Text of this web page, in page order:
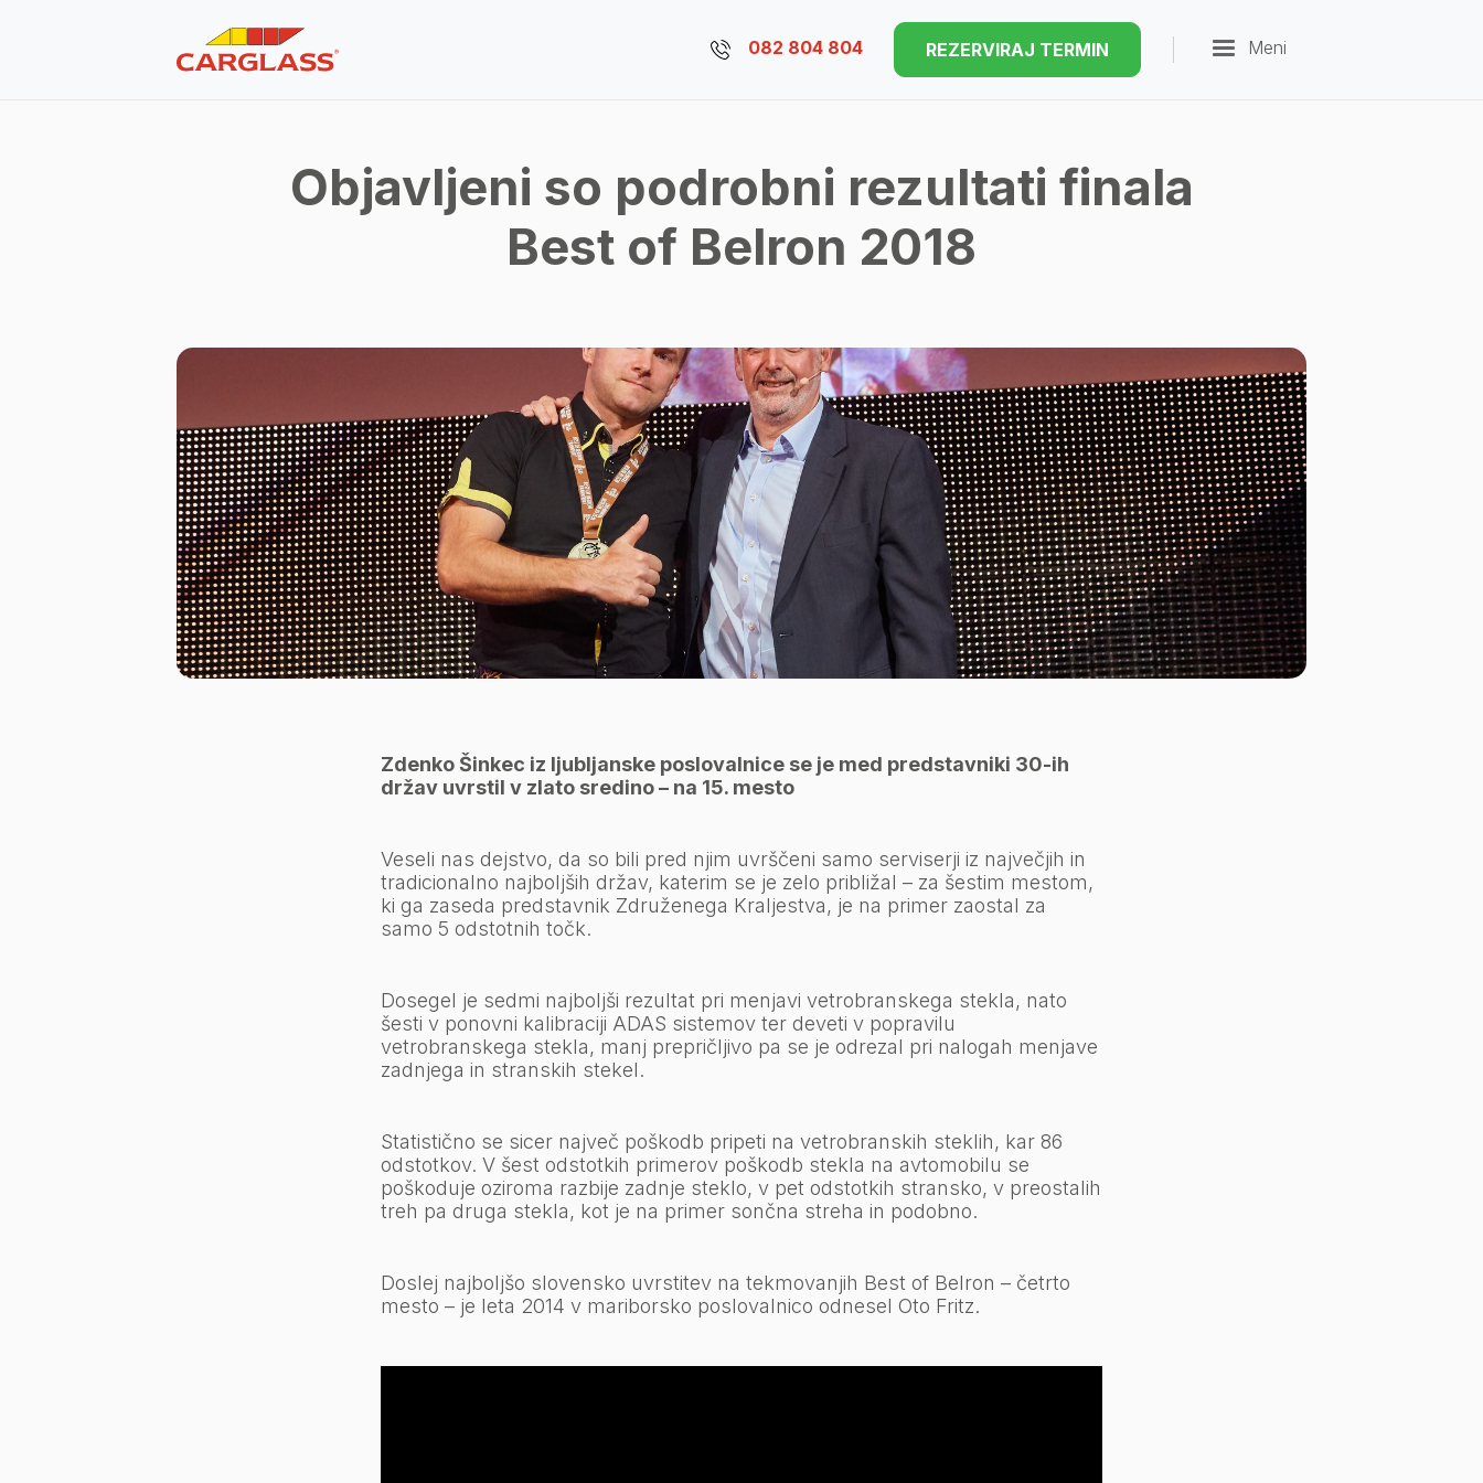
082 804 804 REZERVIRAJ TERMIN Meni
Objavljeni so podrobni rezultati finala
Best of Belron 2018
Zdenko Šinkec iz ljubljanske poslovalnice se je med predstavniki 30-ih
držav uvrstil v zlato sredino – na 15. mesto
Veseli nas dejstvo, da so bili pred njim uvrščeni samo serviserji iz največjih in
tradicionalno najboljših držav, katerim se je zelo približal – za šestim mestom,
ki ga zaseda predstavnik Združenega Kraljestva, je na primer zaostal za
samo 5 odstotnih točk.
Dosegel je sedmi najboljši rezultat pri menjavi vetrobranskega stekla, nato
šesti v ponovni kalibraciji ADAS sistemov ter deveti v popravilu
vetrobranskega stekla, manj prepričljivo pa se je odrezal pri nalogah menjave
zadnjega in stranskih stekel.
Statistično se sicer največ poškodb pripeti na vetrobranskih steklih, kar 86
odstotkov. V šest odstotkih primerov poškodb stekla na avtomobilu se
poškoduje oziroma razbije zadnje steklo, v pet odstotkih stransko, v preostalih
treh pa druga stekla, kot je na primer sončna streha in podobno.
Doslej najboljšo slovensko uvrstitev na tekmovanjih Best of Belron – četrto
mesto – je leta 2014 v mariborsko poslovalnico odnesel Oto Fritz.